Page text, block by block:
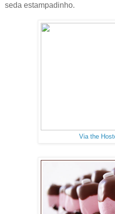
seda estampadinho.
Via the